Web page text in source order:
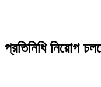
প্রতিনিধি নিয়োগ